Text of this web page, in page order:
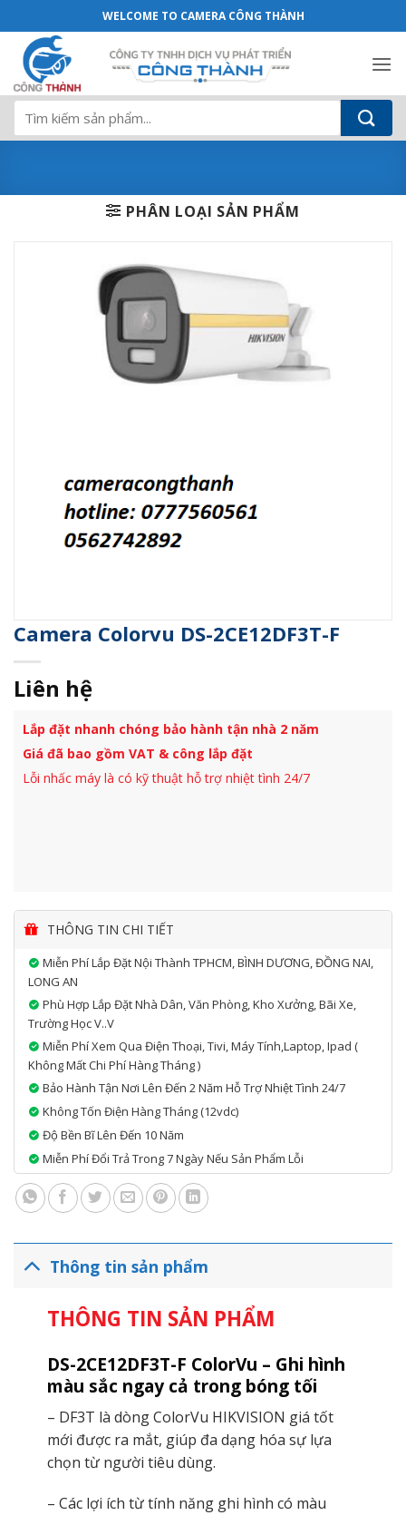
qua
dung
Camera Colorvu DS-2CE12DF3T-F -
WELCOME TO CAMERA CÔNG THÀNH
Tìm
kiếm:
PHÂN LOẠI SẢN PHẨM
Camera Colorvu DS-2CE12DF3T-F
Liên hệ
Lắp đặt nhanh chóng bảo hành tận nhà 2 năm
Giá đã bao gồm VAT & công lắp đặt
Lỗi nhấc máy là có kỹ thuật hỗ trợ nhiệt tình 24/7
THÔNG TIN CHI TIẾT
Miễn Phí Lắp Đặt Nội Thành TPHCM, BÌNH DƯƠNG, ĐỒNG NAI,
LONG AN
Phù Hợp Lắp Đặt Nhà Dân, Văn Phòng, Kho Xưởng, Bãi Xe,
Trường Học V..v
Miễn Phí Xem Qua Điện Thoại, Tivi, Máy Tính,laptop, Ipad (
Không Mất Chi Phí Hàng Tháng )
Bảo Hành Tận Nơi Lên Đến 2 Năm Hỗ Trợ Nhiệt Tình 24/7
Không Tốn Điện Hàng Tháng (12vdc)
Độ Bền Bĩ Lên Đến 10 Năm
Miễn Phí Đổi Trả Trong 7 Ngày Nếu Sản Phẩm Lỗi
Thông tin sản phẩm
THÔNG TIN SẢN PHẨM
DS-2CE12DF3T-F ColorVu – Ghi hình
màu sắc ngay cả trong bóng tối
– DF3T là dòng ColorVu HIKVISION giá tốt
mới được ra mắt, giúp đa dạng hóa sự lựa
chọn từ người tiêu dùng.
– Các lợi ích từ tính năng ghi hình có màu